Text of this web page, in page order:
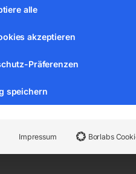
alle
akzeptieren
Präferenzen
speichern
Impressum Borlabs